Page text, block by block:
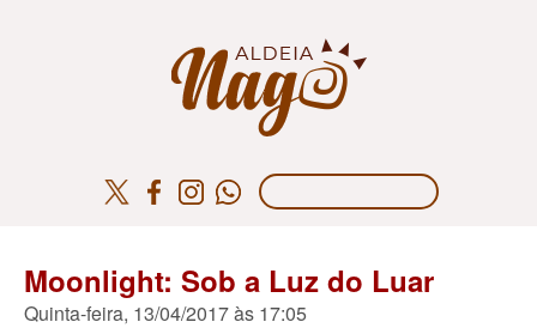
Moonlight: Sob a Luz do Luar
Quinta-feira, 13/04/2017 às 17:05